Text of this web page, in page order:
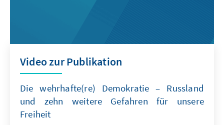
Video zur Publikation
Die wehrhafte(re) Demokratie – Russland
und zehn weitere Gefahren für unsere
Freiheit